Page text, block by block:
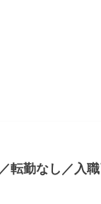
転勤なし／入